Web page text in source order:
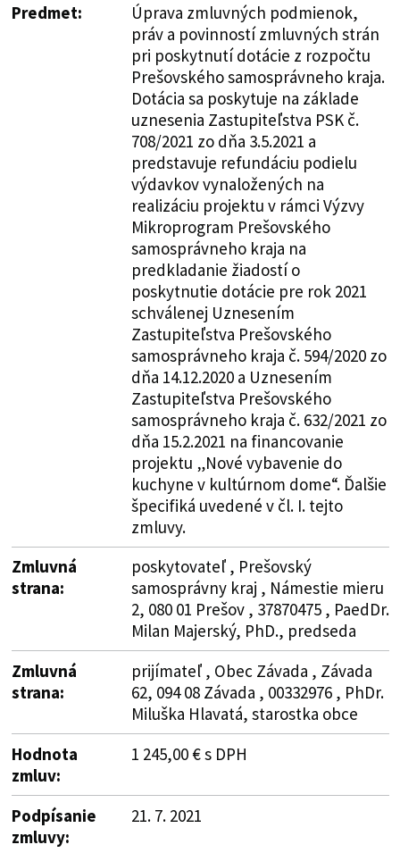
Predmet:
Úprava zmluvných podmienok,
práv a povinností zmluvných strán
pri poskytnutí dotácie z rozpočtu
Prešovského samosprávneho kraja.
Dotácia sa poskytuje na základe
uznesenia Zastupiteľstva PSK č.
708/2021 zo dňa 3.5.2021 a
predstavuje refundáciu podielu
výdavkov vynaložených na
realizáciu projektu v rámci Výzvy
Mikroprogram Prešovského
samosprávneho kraja na
predkladanie žiadostí o
poskytnutie dotácie pre rok 2021
schválenej Uznesením
Zastupiteľstva Prešovského
samosprávneho kraja č. 594/2020 zo
dňa 14.12.2020 a Uznesením
Zastupiteľstva Prešovského
samosprávneho kraja č. 632/2021 zo
dňa 15.2.2021 na financovanie
projektu „Nové vybavenie do
kuchyne v kultúrnom dome“. Ďalšie
špecifiká uvedené v čl. I. tejto
zmluvy.
Zmluvná
strana:
poskytovateľ , Prešovský
samosprávny kraj , Námestie mieru
2, 080 01 Prešov , 37870475 , PaedDr.
Milan Majerský, PhD., predseda
Zmluvná
strana:
prijímateľ , Obec Závada , Závada
62, 094 08 Závada , 00332976 , PhDr.
Miluška Hlavatá, starostka obce
Hodnota
zmluv:
1 245,00 € s DPH
Podpísanie
zmluvy:
21. 7. 2021